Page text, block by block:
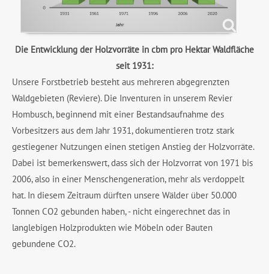
Die Entwicklung der Holzvorräte in cbm pro Hektar Waldfläche
seit 1931:
Unsere Forstbetrieb besteht aus mehreren abgegrenzten
Waldgebieten (Reviere). Die Inventuren in unserem Revier
Hombusch, beginnend mit einer Bestandsaufnahme des
Vorbesitzers aus dem Jahr 1931, dokumentieren trotz stark
gestiegener Nutzungen einen stetigen Anstieg der Holzvorräte.
Dabei ist bemerkenswert, dass sich der Holzvorrat von 1971 bis
2006, also in einer Menschengeneration, mehr als verdoppelt
hat. In diesem Zeitraum dürften unsere Wälder über 50.000
Tonnen CO2 gebunden haben, - nicht eingerechnet das in
langlebigen Holzprodukten wie Möbeln oder Bauten
gebundene CO2.